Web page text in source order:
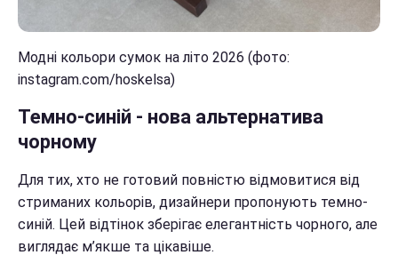
Модні кольори сумок на літо 2026 (фото:
instagram.com/hoskelsa)
Темно-синій - нова альтернатива
чорному
Для тих, хто не готовий повністю відмовитися від
стриманих кольорів, дизайнери пропонують темно-
синій. Цей відтінок зберігає елегантність чорного, але
виглядає м’якше та цікавіше.